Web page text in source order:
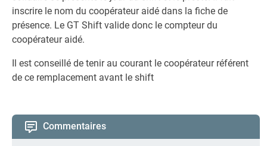
inscrire le nom du coopérateur aidé dans la fiche de
présence. Le GT Shift valide donc le compteur du
coopérateur aidé.
Il est conseillé de tenir au courant le coopérateur référent
de ce remplacement avant le shift
Commentaires